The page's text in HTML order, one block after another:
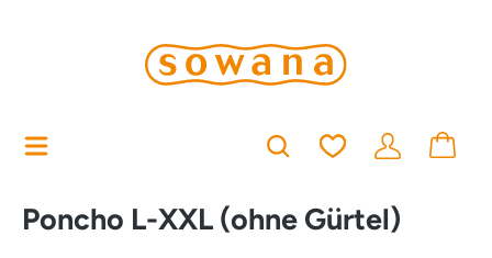
Du hast 0
Poncho L-XXL (ohne Gürtel)